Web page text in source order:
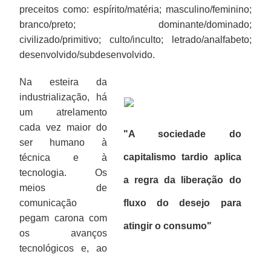
preceitos como: espírito/matéria; masculino/feminino;
branco/preto; dominante/dominado;
civilizado/primitivo; culto/inculto; letrado/analfabeto;
desenvolvido/subdesenvolvido.
"A sociedade do
capitalismo tardio aplica
a regra da liberação do
fluxo do desejo para
atingir o consumo"
Na esteira da
industrialização, há
um atrelamento
cada vez maior do
ser humano à
técnica e à
tecnologia. Os
meios de
comunicação
pegam carona com
os avanços
tecnológicos e, ao